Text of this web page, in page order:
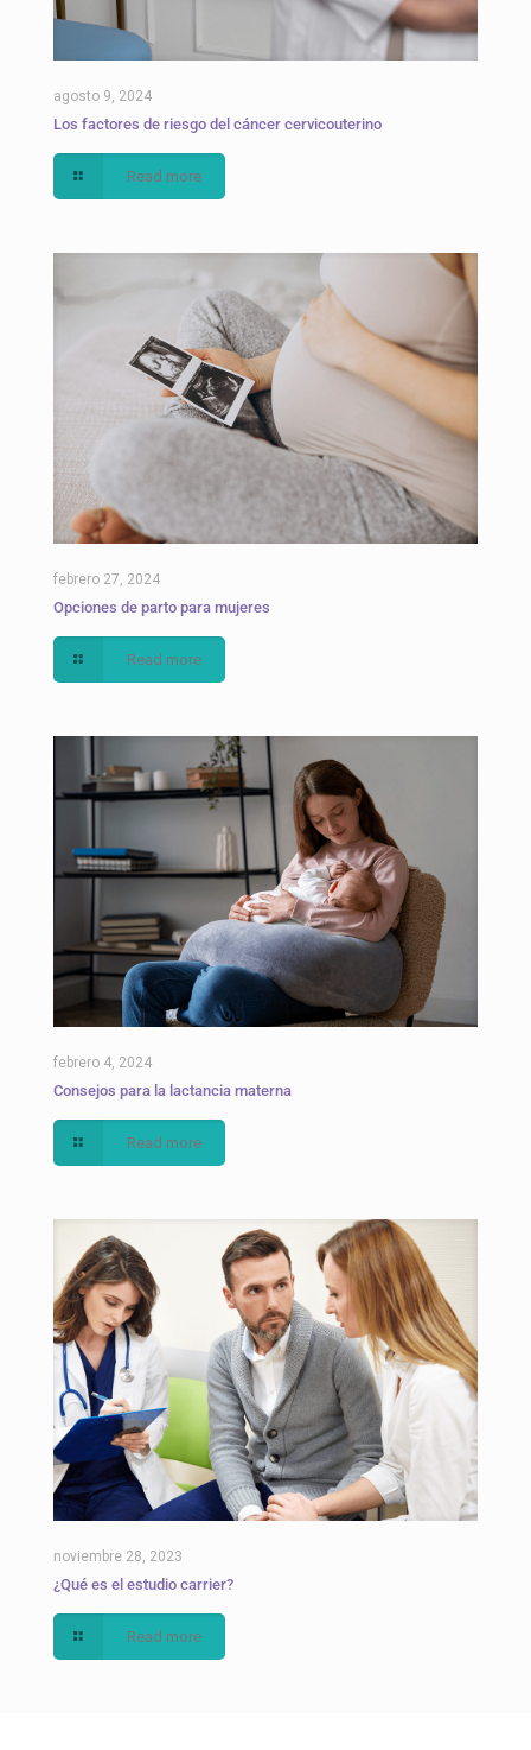
agosto 9, 2024
Los factores de riesgo del cáncer cervicouterino
Read more
febrero 27, 2024
Opciones de parto para mujeres
Read more
febrero 4, 2024
Consejos para la lactancia materna
Read more
noviembre 28, 2023
¿Qué es el estudio carrier?
Read more